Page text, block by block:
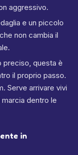
aggressivo.
e un piccolo
non cambia il
preciso, questa è
il proprio passo.
Serve arrivare vivi
dentro le
in